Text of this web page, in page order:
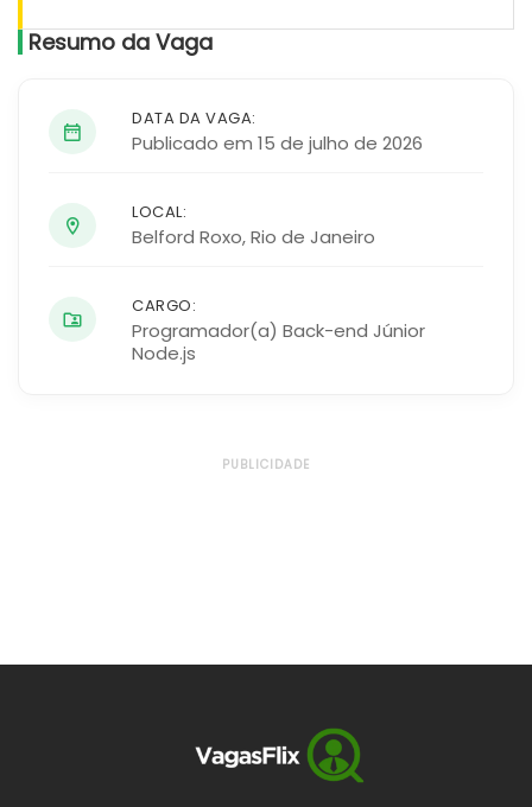
Resumo da Vaga
DATA DA VAGA:
Publicado em 15 de julho de 2026
LOCAL:
Belford Roxo,Rio de Janeiro
CARGO:
Programador(a) Back-end Júnior
Node.js
PUBLICIDADE